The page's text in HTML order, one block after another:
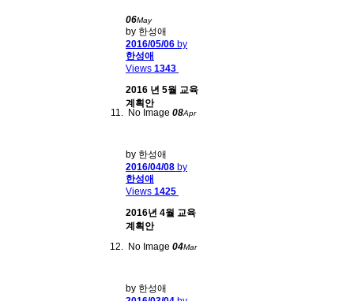
06May
by 한성애
2016/05/06 by
한성애
Views 1343
2016 년 5월 교육
계획안
No Image 08Apr
by 한성애
2016/04/08 by
한성애
Views 1425
2016년 4월 교육
계획안
No Image 04Mar
by 한성애